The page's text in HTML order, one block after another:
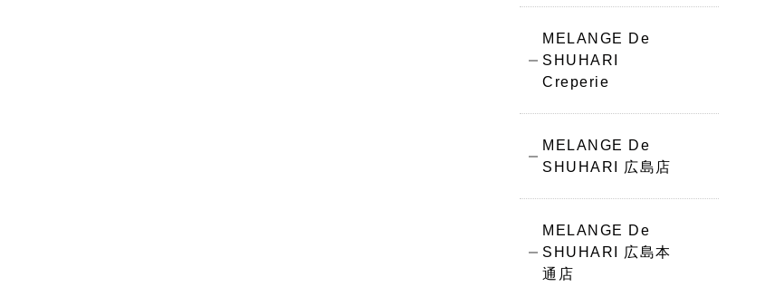
MELANGE De
SHUHARI
Creperie
MELANGE De
SHUHARI 広島店
MELANGE De
SHUHARI 広島本
通店